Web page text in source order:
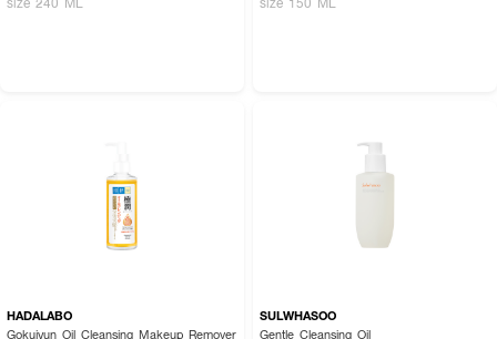
HADALABO
Gokujyun Oil Cleansing Makeup Remover
SULWHASOO
Gentle Cleansing Oil